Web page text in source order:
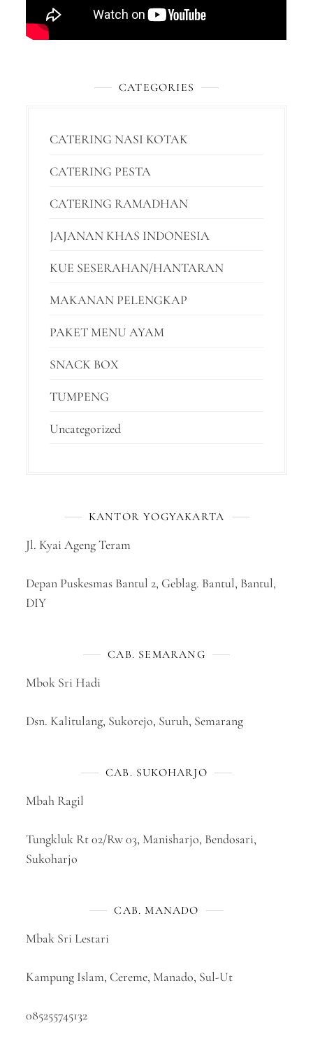
CATEGORIES
CATERING NASI KOTAK
CATERING PESTA
CATERING RAMADHAN
JAJANAN KHAS INDONESIA
KUE SESERAHAN/HANTARAN
MAKANAN PELENGKAP
PAKET MENU AYAM
SNACK BOX
TUMPENG
Uncategorized
KANTOR YOGYAKARTA
Jl. Kyai Ageng Teram
Depan Puskesmas Bantul 2, Geblag. Bantul, Bantul,
DIY
CAB. SEMARANG
Mbok Sri Hadi
Dsn. Kalitulang, Sukorejo, Suruh, Semarang
CAB. SUKOHARJO
Mbah Ragil
Tungkluk Rt 02/Rw 03, Manisharjo, Bendosari,
Sukoharjo
CAB. MANADO
Mbak Sri Lestari
Kampung Islam, Cereme, Manado, Sul-Ut
085255745132